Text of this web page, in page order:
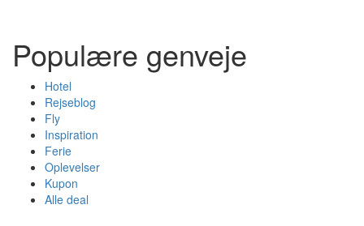
Populære genveje
Hotel
Rejseblog
Fly
Inspiration
Ferie
Oplevelser
Kupon
Alle deal